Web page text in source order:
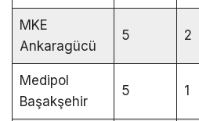
MKE
Ankaragücü
5 2
Medipol
Başakşehir
5 1